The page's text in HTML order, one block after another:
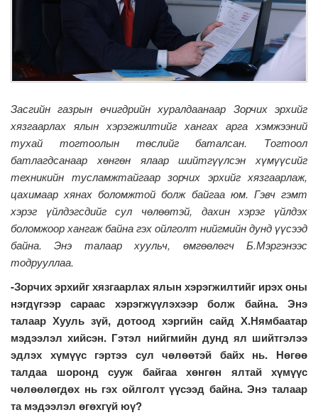
Засгийн газрын өчигдрийн хуралдаанаар Зорчих эрхийг
хязгаарлах ялын хэрэгжилтийг хангах арга хэмжээний
тухай тогтоолын төслийг баталсан. Тогтоол
батлагдсанаар хөнгөн ялаар шийтгүүлсэн хүмүүсийг
техникийн тусламжтайгаар зорчих эрхийг хязгаарлаж,
цахимаар хянах боломжтой болж байгаа юм. Гэвч гэмт
хэрэг үйлдэгсдийг сул чөлөөтэй, дахин хэрэг үйлдэх
боломжоор хангаж байна гэх ойлголт нийгмийн дунд үүсээд
байна. Энэ талаар хуульч, өмгөөлөгч Б.Мэргэнээс
тодрууллаа.
-Зорчих эрхийг хязгаарлах ялын хэрэгжилтийг ирэх оны
нэгдүгээр сараас хэрэгжүүлэхээр болж байна. Энэ
талаар Хууль зүй, дотоод хэргийн сайд Х.Нямбаатар
мэдээлэл хийсэн. Гэтэл нийгмийн дунд ял шийтгэлээ
эдлэх хүмүүс гэртээ сул чөлөөтэй байх нь. Нөгөө
талдаа шоронд сууж байгаа хөнгөн ялтай хүмүүс
чөлөөлөгдөх нь гэх ойлголт үүсээд байна. Энэ талаар
та мэдээлэл өгөхгүй юү?